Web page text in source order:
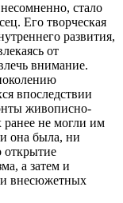
стало
Его творческая
развития,
от
внимание.
впоследствии
живописно-
ранее не могли им
она была, ни
открытие
а затем и
внесюжетных